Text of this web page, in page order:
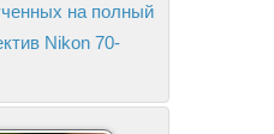
на полный
Nikon 70-